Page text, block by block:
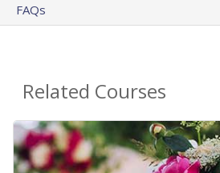
FAQs
Related Courses